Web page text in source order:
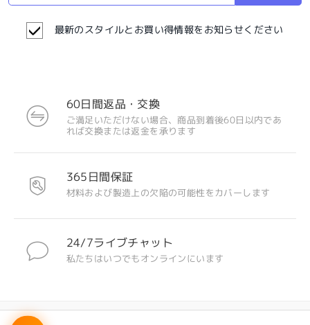
注目のデザイン
最新のスタイルとお買い得情報をお知らせください
60日間返品・交換
ご満足いただけない場合、商品到着後60日以内であ
れば交換または返金を承ります
365日間保証
材料および製造上の欠陥の可能性をカバーします
24/7ライブチャット
私たちはいつでもオンラインにいます